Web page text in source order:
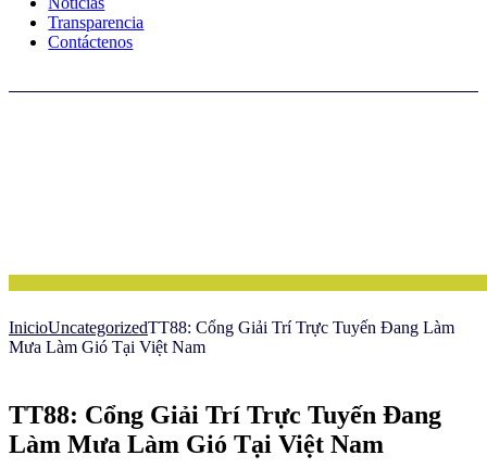
Transparencia
Contáctenos
InicioUncategorizedTT88: Cổng Giải Trí Trực Tuyến Đang Làm
Mưa Làm Gió Tại Việt Nam
TT88: Cổng Giải Trí Trực Tuyến Đang
Làm Mưa Làm Gió Tại Việt Nam